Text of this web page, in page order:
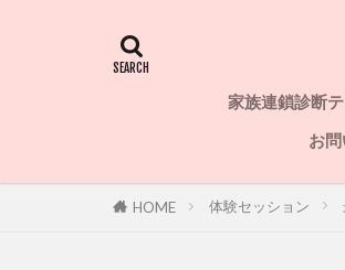
家族連鎖診断テ
お
HOME 体験セッション